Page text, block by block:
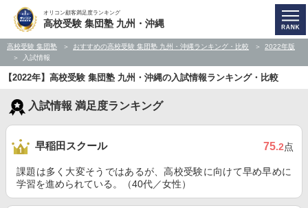
オリコン顧客満足度ランキング
高校受験 集団塾 九州・沖縄
高校受験 集団塾 おすすめの高校受験 集団塾 九州・沖縄ランキング・比較
2022年版
入試情報
【2022年】高校受験 集団塾 九州・沖縄の入試情報ランキング・比較
入試情報 満足度ランキング
早稲田スクール 75.2点
課題は多く大変そうではあるが、高校受験に向けて早め早めに
学習を進められている。（40代／女性）